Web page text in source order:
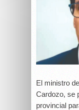
El ministro
Cardozo, se
provincial